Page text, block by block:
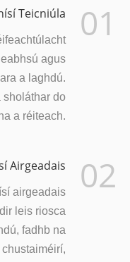
01
Teicniúla
agus
a laghdú.
sholáthar do
a réiteach.
02
Airgeadais
airgeadais
leis riosca
fadhb na